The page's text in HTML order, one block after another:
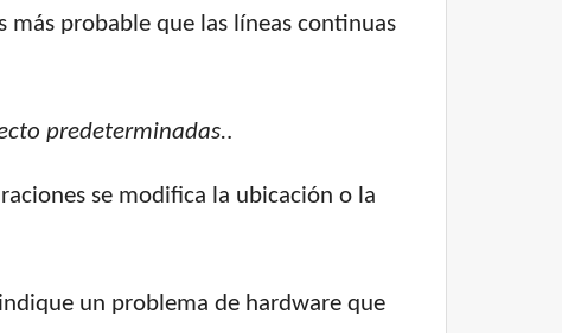
probable que las líneas continuas
predeterminadas..
se modifica la ubicación o la
un problema de hardware que